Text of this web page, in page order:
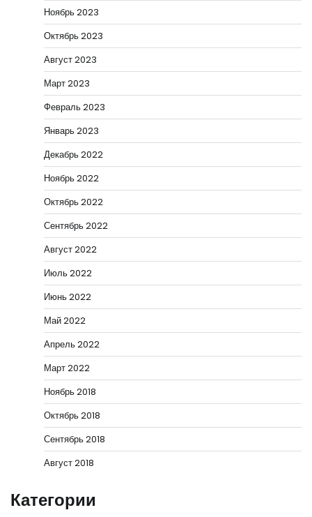
Ноябрь 2023
Октябрь 2023
Август 2023
Март 2023
Февраль 2023
Январь 2023
Декабрь 2022
Ноябрь 2022
Октябрь 2022
Сентябрь 2022
Август 2022
Июль 2022
Июнь 2022
Май 2022
Апрель 2022
Март 2022
Ноябрь 2018
Октябрь 2018
Сентябрь 2018
Август 2018
Категории